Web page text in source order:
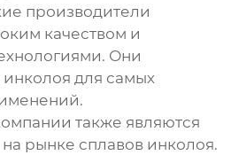
производители
качеством и
Они
для самых
также являются
рынке сплавов инколоя.